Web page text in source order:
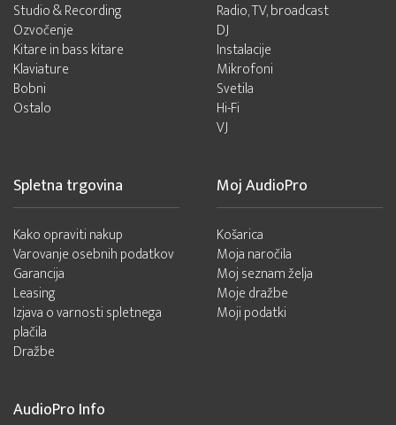
Studio & Recording
Ozvočenje
Kitare in bass kitare
Klaviature
Bobni
Ostalo
Radio, TV, broadcast
DJ
Instalacije
Mikrofoni
Svetila
Hi-Fi
VJ
Spletna trgovina
Kako opraviti nakup
Varovanje osebnih podatkov
Garancija
Leasing
Izjava o varnosti spletnega
plačila
Dražbe
Moj AudioPro
Košarica
Moja naročila
Moj seznam želja
Moje dražbe
Moji podatki
AudioPro Info